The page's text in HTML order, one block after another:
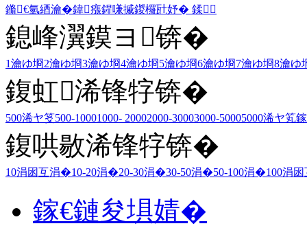
鏅€氫綇瀹�鍏瘬鍟嗛摵鍐欏瓧妤� 鍒
鎴峰瀷鏌ヨ锛�
1瀹ゆ埛2瀹ゆ埛3瀹ゆ埛4瀹ゆ埛5瀹ゆ埛6瀹ゆ埛7瀹ゆ埛8瀹ゆ
鍑虹浠锋牸锛�
500浠ヤ笅500-10001000- 20002000-30003000-50005000浠ヤ笂
鍑哄敭浠锋牸锛�
10涓囦互涓�10-20涓�20-30涓�30-50涓�50-100涓�100涓
鎵€鏈夋埧婧�